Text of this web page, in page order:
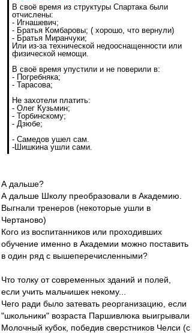
В своё время из структуры Спартака были
отчислены:
- Игнашевич;
- Братья Комбаровы; ( хорошо, что вернули)
- Братья Миранчуки;
Или из-за технической недооснащенности или
физической немощи.
В своё время упустили и не поверили в:
- Погребняка;
- Тарасова;
Не захотели платить:
- Олег Кузьмин;
- Торбинскому;
- Дзюбе;
- Самедов ушел сам.
-Шишкина ушли сами.
А дальше?
А дальше Школу преобразовали в Академию.
Выгнали тренеров (некоторые ушли в
Чертаново)
Кого из воспитанников или проходивших
обучение именно в Академии можно поставить
в один ряд с вышеперечисленными?
Что толку от современных зданий и полей,
если учить мальчишек некому...
Чего ради было затевать реорганизацию, если
"школьники" возраста Паршивлюка выигрывали
Молочный кубок, победив сверстников Челси (с